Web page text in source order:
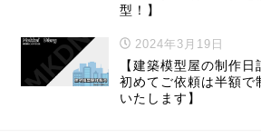
型！】
2024年3月19日
【建築模型屋の制作日
初めてご依頼は半額で
いたします】